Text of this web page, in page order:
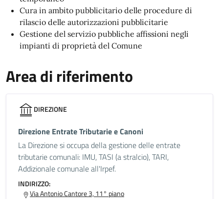
Cura in ambito pubblicitario delle procedure di
rilascio delle autorizzazioni pubblicitarie
Gestione del servizio pubbliche affissioni negli
impianti di proprietà del Comune
Area di riferimento
DIREZIONE
Direzione Entrate Tributarie e Canoni
La Direzione si occupa della gestione delle entrate
tributarie comunali: IMU, TASI (a stralcio), TARI,
Addizionale comunale all'Irpef.
INDIRIZZO:
Via Antonio Cantore 3, 11° piano